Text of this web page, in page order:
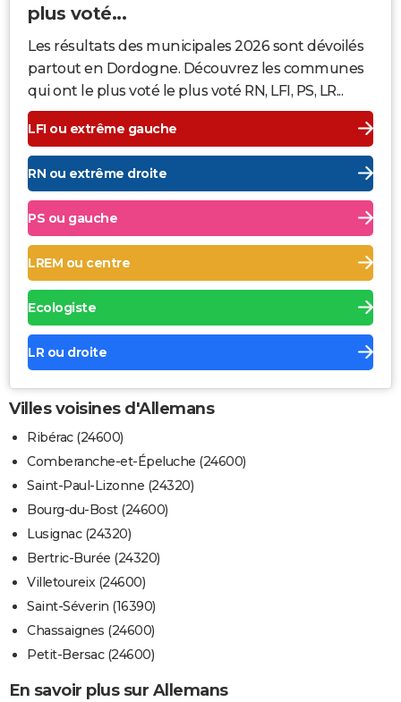
plus voté...
Les résultats des municipales 2026 sont dévoilés
partout en Dordogne. Découvrez les communes
qui ont le plus voté le plus voté RN, LFI, PS, LR...
LFI ou extrême gauche
RN ou extrême droite
PS ou gauche
LREM ou centre
Ecologiste
LR ou droite
Villes voisines d'Allemans
Ribérac (24600)
Comberanche-et-Épeluche (24600)
Saint-Paul-Lizonne (24320)
Bourg-du-Bost (24600)
Lusignac (24320)
Bertric-Burée (24320)
Villetoureix (24600)
Saint-Séverin (16390)
Chassaignes (24600)
Petit-Bersac (24600)
En savoir plus sur Allemans